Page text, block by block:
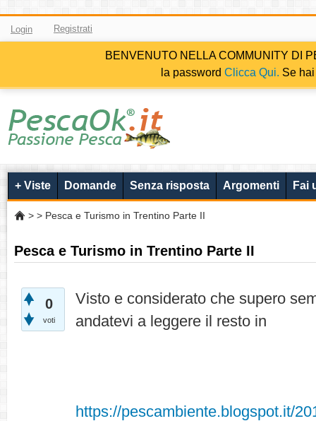
Login Registrati
BENVENUTO NELLA COMMUNITY DI
la password Clicca Qui. Se
+ Viste Domande Senza risposta Argomenti Fai
> > Pesca e Turismo in Trentino Parte II
Pesca e Turismo in Trentino Parte II
0
voti
Visto e considerato che supero
andatevi a leggere il resto in
https://pescambiente.blogspot.it/